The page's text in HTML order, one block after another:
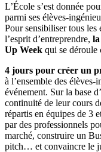
L’École s’est donnée
parmi ses élèves-
Pour sensibiliser tous les
l’esprit d’entreprendre,
Up Week qui se déroule
4 jours pour créer un
à l’ensemble des élèves-
événement. Sur la base
continuité de leur cours
répartis en équipes de 3
par des professionnels
marché, construire un
pitch… et convaincre le